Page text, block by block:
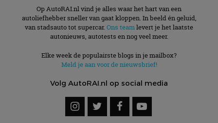
Op AutoRAI.nl vind je alles waar het hart van een
autoliefhebber sneller van gaat kloppen. In beeld én geluid,
van stadsauto tot supercar. Ons teamlevert je het laatste
autonieuws, autotests en nog veel meer.
Elke week de populairste blogs in je mailbox?
Meld je aan voor de nieuwsbrief!
Volg AutoRAI.nl op social media